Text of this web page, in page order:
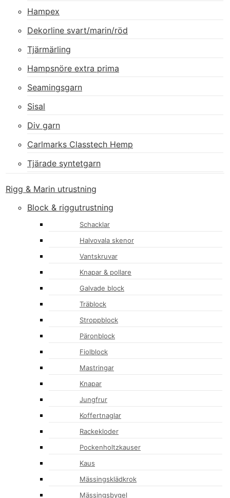
Hampex
Dekorline svart/marin/röd
Tjärmärling
Hampsnöre extra prima
Seamingsgarn
Sisal
Div garn
Carlmarks Classtech Hemp
Tjärade syntetgarn
Rigg & Marin utrustning
Block & riggutrustning
Schacklar
Halvovala skenor
Vantskruvar
Knapar & pollare
Galvade block
Träblock
Stroppblock
Päronblock
Fiolblock
Mastringar
Knapar
Jungfrur
Koffertnaglar
Rackekloder
Pockenholtzkauser
Kaus
Mässingsklädkrok
Mässingsbygel